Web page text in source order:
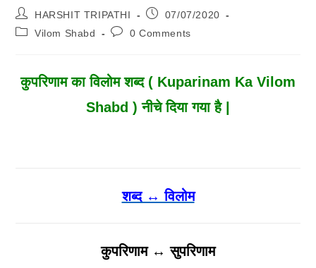
Post
Author:
HARSHIT TRIPATHI
Post07/07/2020
PostVilom Shabd
Post0 Comments
कुपरिणामका विलोम शब्द ( Kuparinam Ka Vilom
Shabd ) नीचे दिया गया है |
शब्द ↔ विलोम
कुपरिणाम ↔ सुपरिणाम